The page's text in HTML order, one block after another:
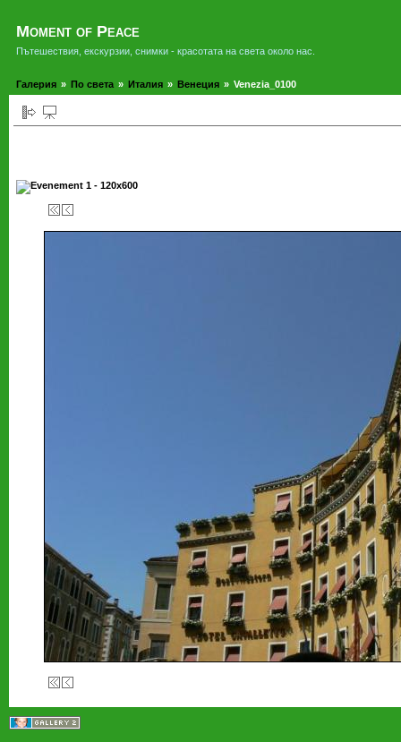
Moment of Peace
Пътешествия, екскурзии, снимки - красотата на света около нас.
Галерия » По света » Италия » Венеция » Venezia_0100